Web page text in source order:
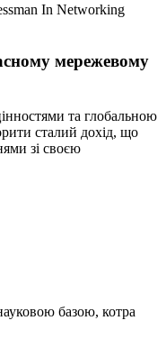
мережевому
та глобальною
сталий дохід, що
зі своєю
базою, котра